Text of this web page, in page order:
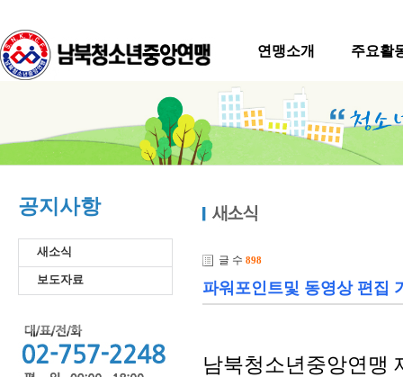
연맹소개 주요활
공지사항
새소식
보도자료
글 수 898
파워포인트및 동영상 편집
남북청소년중앙연맹